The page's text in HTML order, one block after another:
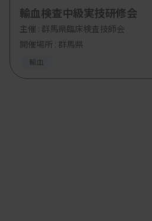
輸血検査中級実技研修会
主催 : 群馬県臨床検査技師会
開催場所 : 群馬県
輸血